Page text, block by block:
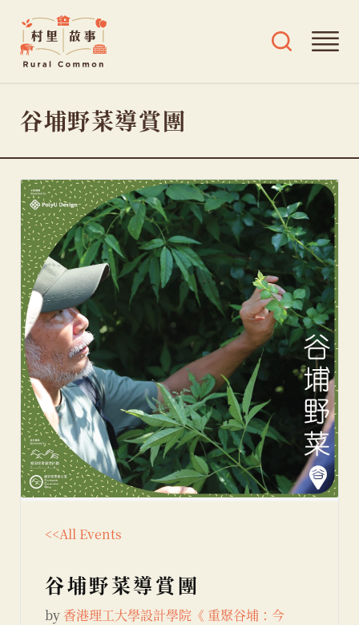
至
內
容
Rural
Common
故
開
開
籤
單
谷埔野菜導賞團
<<All Events
谷埔野菜導賞團
by 香港理工大學設計學院《 重聚谷埔：今